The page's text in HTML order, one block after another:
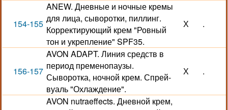
154-155
ANEW. Дневные и ночные кремы
для лица, сыворотки, пиллинг.
Корректирующий крем "Ровный
тон и укрепление" SPF35.
Х .
156-157
AVON ADAPT. Линия средств в
период пременопаузы.
Сыворотка, ночной крем. Спрей-
вуаль "Охлаждение".
Х .
AVON nutraeffects. Дневной крем,